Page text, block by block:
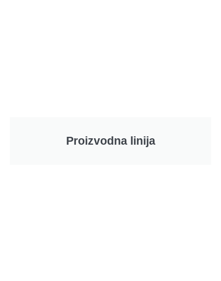
Proizvodna linija